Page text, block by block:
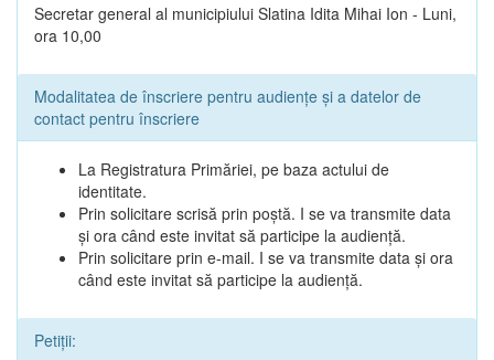
Secretar general al municipiului Slatina Idita Mihai Ion - Luni,
ora 10,00
Modalitatea de înscriere pentru audiențe și a datelor de
contact pentru înscriere
La Registratura Primăriei, pe baza actului de
identitate.
Prin solicitare scrisă prin poștă. I se va transmite data
și ora când este invitat să participe la audiență.
Prin solicitare prin e-mail. I se va transmite data și ora
când este invitat să participe la audiență.
Petiții: